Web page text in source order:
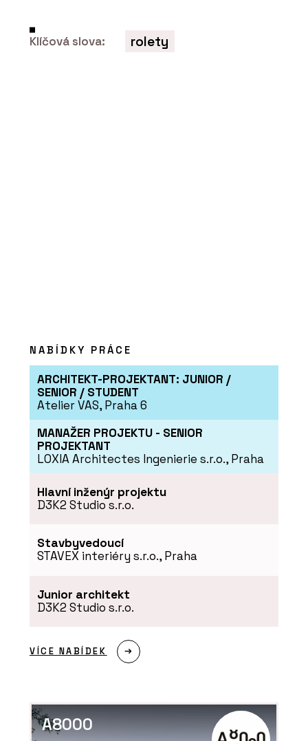
ČLÁNKY
Rekonstrukce
historického domu s
vápennou omítkou, která
ctí tradici
SLUŽBY
Přírodní izolace - Hlinaři
Klíčová slova: rolety
NABÍDKY PRÁCE
ARCHITEKT-PROJEKTANT: JUNIOR /
SENIOR / STUDENT
Atelier VAS, Praha 6
MANAŽER PROJEKTU - SENIOR
PROJEKTANT
LOXIA Architectes Ingenierie s.r.o., Praha
Hlavní inženýr projektu
D3K2 Studio s.r.o.
Stavbyvedoucí
STAVEX interiéry s.r.o., Praha
Junior architekt
D3K2 Studio s.r.o.
VÍCE NABÍDEK
A8000